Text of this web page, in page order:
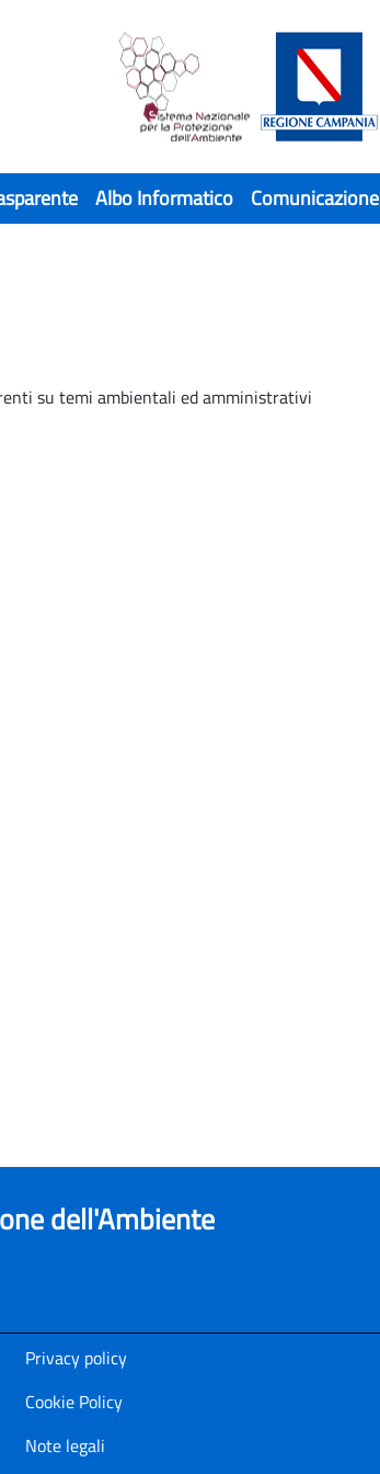
Albo Informatico Comunicazione
su temi ambientali ed amministrativi
dell'Ambiente
Privacy policy
Cookie Policy
Note legali